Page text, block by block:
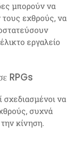
μπορούν να
τους εχθρούς, να
εργαλείο
RPGs
σχεδιασμένοι να
συχνά
κίνηση.